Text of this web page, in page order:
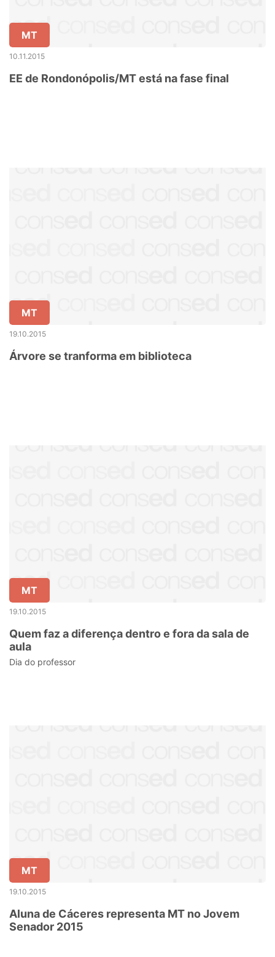
MT
10.11.2015
EE de Rondonópolis/MT está na fase final
MT
19.10.2015
Árvore se tranforma em biblioteca
MT
19.10.2015
Quem faz a diferença dentro e fora da sala de
aula
Dia do professor
MT
19.10.2015
Aluna de Cáceres representa MT no Jovem
Senador 2015